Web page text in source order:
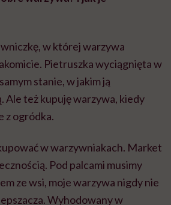
w której warzywa
Pietruszka wyciągnięta w
stanie, w jakim ją
Ale też kupuję warzywa, kiedy
z ogródka.
w warzywniakach. Market
Pod palcami musimy
ze wsi, moje warzywa nigdy nie
Wyhodowany w